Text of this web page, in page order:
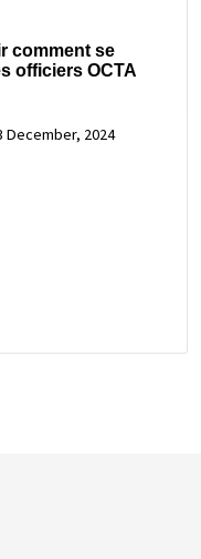
comment se
officiers OCTA
December, 2024